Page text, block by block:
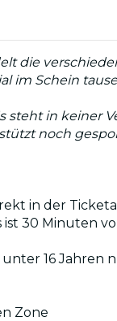
die
im Schein
steht in
noch
in der
ist 30
16 Jahren
Zone